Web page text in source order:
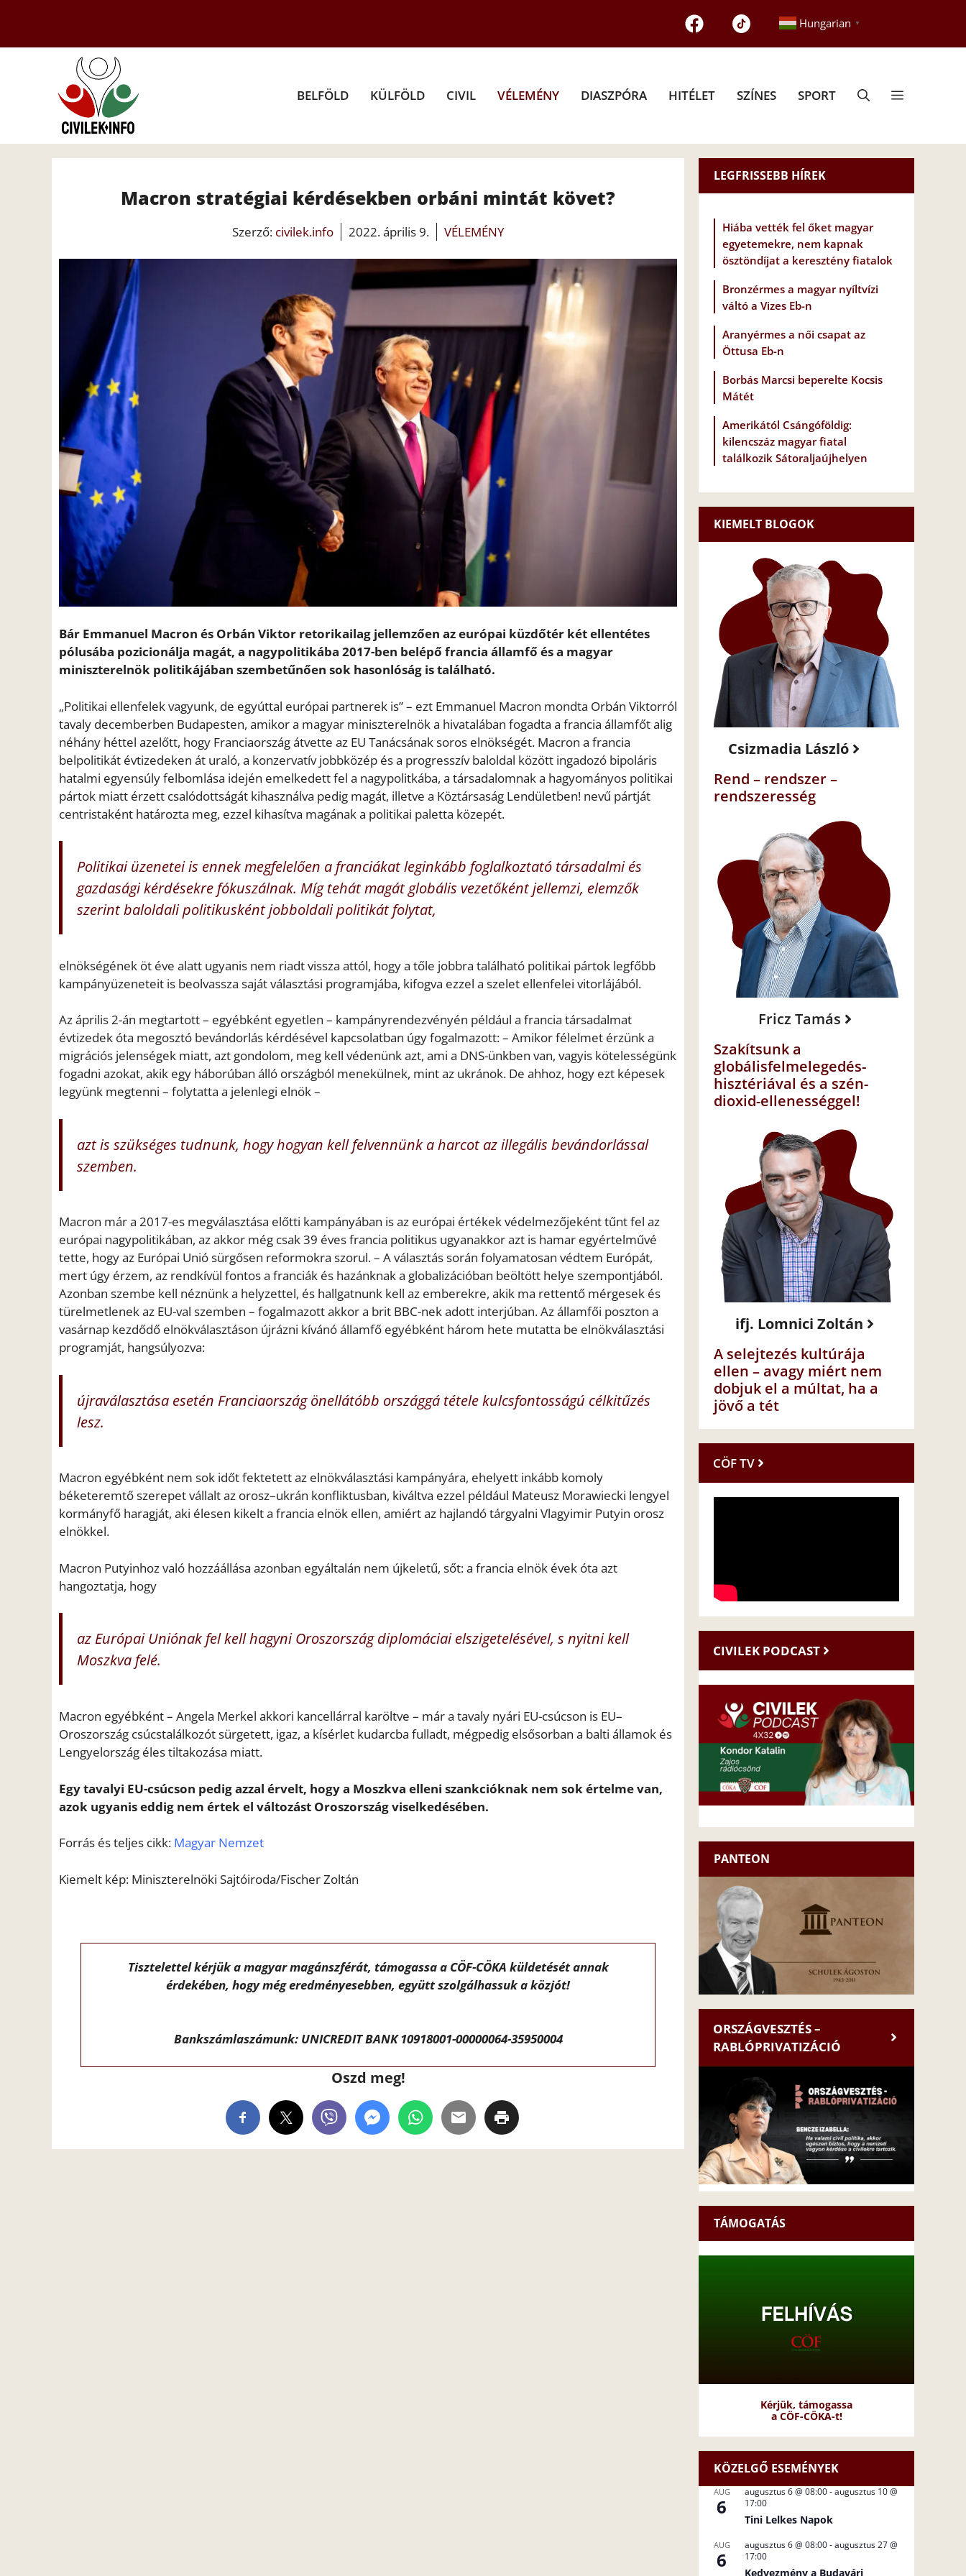
tartalomba
Hungarian ▼
BELFÖLD KÜLFÖLD CIVIL VÉLEMÉNY DIASZPÓRA HITÉLET SZÍNES SPORT
Macron stratégiai kérdésekben orbáni mintát követ?
Szerző: civilek.info 2022. április 9. VÉLEMÉNY
Bár Emmanuel Macron és Orbán Viktor retorikailag jellemzően az európai küzdőtér két ellentétes
pólusába pozicionálja magát, a nagypolitikába 2017-ben belépő francia államfő és a magyar
miniszterelnök politikájában szembetűnően sok hasonlóság is található.
„Politikai ellenfelek vagyunk, de egyúttal európai partnerek is” – ezt Emmanuel Macron mondta Orbán Viktorról
tavaly decemberben Budapesten, amikor a magyar miniszterelnök a hivatalában fogadta a francia államfőt alig
néhány héttel azelőtt, hogy Franciaország átvette az EU Tanácsának soros elnökségét. Macron a francia
belpolitikát évtizedeken át uraló, a konzervatív jobbközép és a progresszív baloldal között ingadozó bipoláris
hatalmi egyensúly felbomlása idején emelkedett fel a nagypolitkába, a társadalomnak a hagyományos politikai
pártok miatt érzett csalódottságát kihasználva pedig magát, illetve a Köztársaság Lendületben! nevű pártját
centristaként határozta meg, ezzel kihasítva magának a politikai paletta közepét.
Politikai üzenetei is ennek megfelelően a franciákat leginkább foglalkoztató társadalmi és
gazdasági kérdésekre fókuszálnak. Míg tehát magát globális vezetőként jellemzi, elemzők
szerint baloldali politikusként jobboldali politikát folytat,
elnökségének öt éve alatt ugyanis nem riadt vissza attól, hogy a tőle jobbra található politikai pártok legfőbb
kampányüzeneteit is beolvassza saját választási programjába, kifogva ezzel a szelet ellenfelei vitorlájából.
Az április 2-án megtartott – egyébként egyetlen – kampányrendezvényén például a francia társadalmat
évtizedek óta megosztó bevándorlás kérdésével kapcsolatban úgy fogalmazott: – Amikor félelmet érzünk a
migrációs jelenségek miatt, azt gondolom, meg kell védenünk azt, ami a DNS-ünkben van, vagyis kötelességünk
fogadni azokat, akik egy háborúban álló országból menekülnek, mint az ukránok. De ahhoz, hogy ezt képesek
legyünk megtenni – folytatta a jelenlegi elnök –
azt is szükséges tudnunk, hogy hogyan kell felvennünk a harcot az illegális bevándorlással
szemben.
Macron már a 2017-es megválasztása előtti kampányában is az európai értékek védelmezőjeként tűnt fel az
európai nagypolitikában, az akkor még csak 39 éves francia politikus ugyanakkor azt is hamar egyértelművé
tette, hogy az Európai Unió sürgősen reformokra szorul. – A választás során folyamatosan védtem Európát,
mert úgy érzem, az rendkívül fontos a franciák és hazánknak a globalizációban beöltött helye szempontjából.
Azonban szembe kell néznünk a helyzettel, és hallgatnunk kell az emberekre, akik ma rettentő mérgesek és
türelmetlenek az EU-val szemben – fogalmazott akkor a brit BBC-nek adott interjúban. Az államfői poszton a
vasárnap kezdődő elnökválasztáson újrázni kívánó államfő egyébként három hete mutatta be elnökválasztási
programját, hangsúlyozva:
újraválasztása esetén Franciaország önellátóbb országgá tétele kulcsfontosságú célkitűzés
lesz.
Macron egyébként nem sok időt fektetett az elnökválasztási kampányára, ehelyett inkább komoly
béketeremtő szerepet vállalt az orosz–ukrán konfliktusban, kiváltva ezzel például Mateusz Morawiecki lengyel
kormányfő haragját, aki élesen kikelt a francia elnök ellen, amiért az hajlandó tárgyalni Vlagyimir Putyin orosz
elnökkel.
Macron Putyinhoz való hozzáállása azonban egyáltalán nem újkeletű, sőt: a francia elnök évek óta azt
hangoztatja, hogy
az Európai Uniónak fel kell hagyni Oroszország diplomáciai elszigetelésével, s nyitni kell
Moszkva felé.
Macron egyébként – Angela Merkel akkori kancellárral karöltve – már a tavaly nyári EU-csúcson is EU–
Oroszország csúcstalálkozót sürgetett, igaz, a kísérlet kudarcba fulladt, mégpedig elsősorban a balti államok és
Lengyelország éles tiltakozása miatt.
Egy tavalyi EU-csúcson pedig azzal érvelt, hogy a Moszkva elleni szankcióknak nem sok értelme van,
azok ugyanis eddig nem értek el változást Oroszország viselkedésében.
Forrás és teljes cikk: Magyar Nemzet
Kiemelt kép: Miniszterelnöki Sajtóiroda/Fischer Zoltán
Tisztelettel kérjük a magyar magánszférát, támogassa a CÖF-CÖKA küldetését annak
érdekében, hogy még eredményesebben, együtt szolgálhassuk a közjót!
Bankszámlaszámunk: UNICREDIT BANK 10918001-00000064-35950004
Oszd meg!
LEGFRISSEBB HÍREK
Hiába vették fel őket magyar
egyetemekre, nem kapnak
ösztöndíjat a keresztény fiatalok
Bronzérmes a magyar nyíltvízi
váltó a Vizes Eb-n
Aranyérmes a női csapat az
Öttusa Eb-n
Borbás Marcsi beperelte Kocsis
Mátét
Amerikától Csángóföldig:
kilencszáz magyar fiatal
találkozik Sátoraljaújhelyen
KIEMELT BLOGOK
Csizmadia László
Rend – rendszer –
rendszeresség
Fricz Tamás
Szakítsunk a
globálisfelmelegedés-
hisztériával és a szén-
dioxid-ellenességgel!
ifj. Lomnici Zoltán
A selejtezés kultúrája
ellen – avagy miért nem
dobjuk el a múltat, ha a
jövő a tét
CÖF TV
CIVILEK PODCAST
PANTEON
ORSZÁGVESZTÉS –
RABLÓPRIVATIZÁCIÓ
TÁMOGATÁS
Kérjük, támogassa
a CÖF-CÖKA-t!
KÖZELGŐ ESEMÉNYEK
AUG
6
augusztus 6 @ 08:00-augusztus 10 @
17:00
Tini Lelkes Napok
AUG
6
augusztus 6 @ 08:00-augusztus 27 @
17:00
Kedvezmény a Budavári